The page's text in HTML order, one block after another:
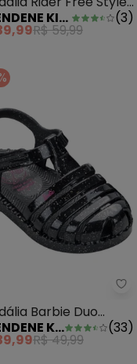
GRENDENE KIDS (3)
R$ 59,99
(Dourado)
Barbie Duo
GRENDENE KIDS (33)
R$ 49,99